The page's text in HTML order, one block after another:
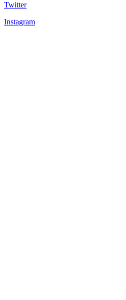
Twitter
Instagram